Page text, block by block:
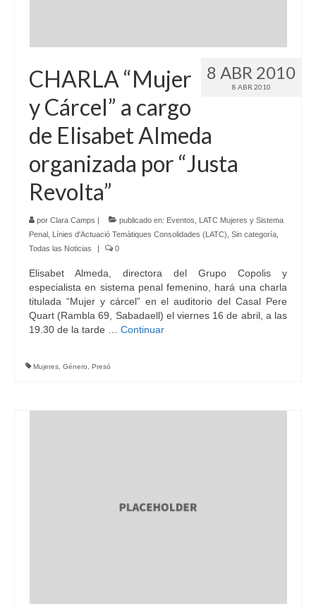
8 ABR 2010
8 ABR 2010
CHARLA “Mujer
y Cárcel” a cargo
de Elisabet Almeda
organizada por “Justa
Revolta”
por Clara Camps publicado en: Eventos
LATC Mujeres y Sistema
Penal
Línies d'Actuació Temàtiques Consolidades (LATC) Sin categoría
Todas las Noticias
0
Elisabet Almeda, directora del Grupo Copolis y
especialista en sistema penal femenino, hará una charla
titulada “Mujer y cárcel” en el auditorio del Casal Pere
Quart (Rambla 69, Sabadaell) el viernes 16 de abril, a las
19.30 de la tarde … Continuar
Mujeres, Género, Presó